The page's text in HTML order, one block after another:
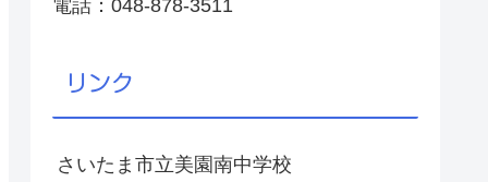
電話：048-878-3511
リンク
さいたま市立美園南中学校